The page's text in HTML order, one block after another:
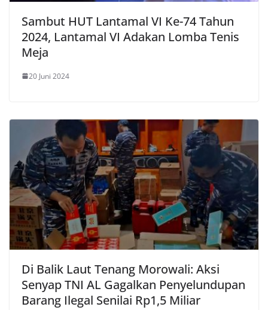
Sambut HUT Lantamal VI Ke-74 Tahun
2024, Lantamal VI Adakan Lomba Tenis
Meja
20 Juni 2024
Di Balik Laut Tenang Morowali: Aksi
Senyap TNI AL Gagalkan Penyelundupan
Barang Ilegal Senilai Rp1,5 Miliar